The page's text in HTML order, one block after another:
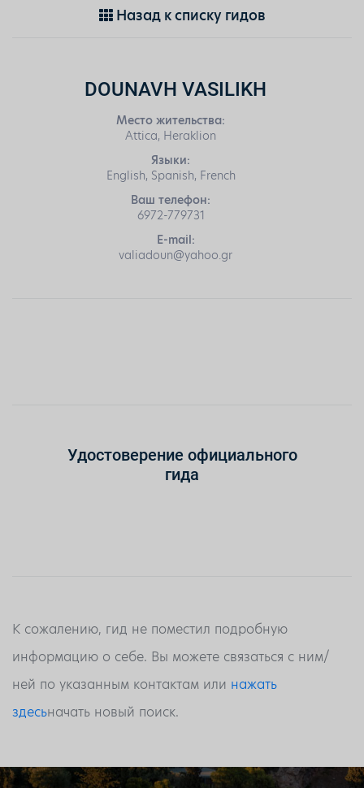
Назад к списку гидов
DOUNAVH VASILIKH
Место жительства:
Attica, Heraklion
Языки:
English, Spanish, French
Ваш телефон:
6972-779731
E-mail:
valiadoun@yahoo.gr
Удостоверение официального
гида
К сожалению, гид не поместил подробную
информацию о себе. Вы можете связаться с ним/
ней по указанным контактам или нажать
здесьначать новый поиск.